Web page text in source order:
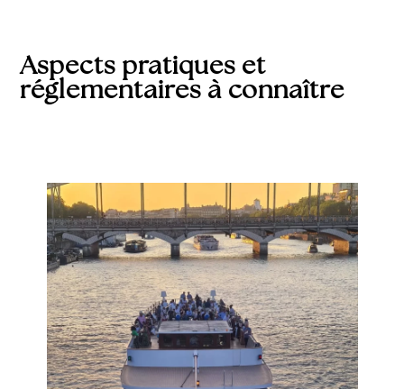
Aspects pratiques et
réglementaires à connaître